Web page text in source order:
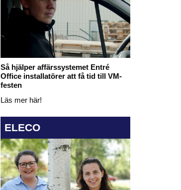
Så hjälper affärssystemet Entré
Office installatörer att få tid till VM-
festen
Läs mer här!
ELECO